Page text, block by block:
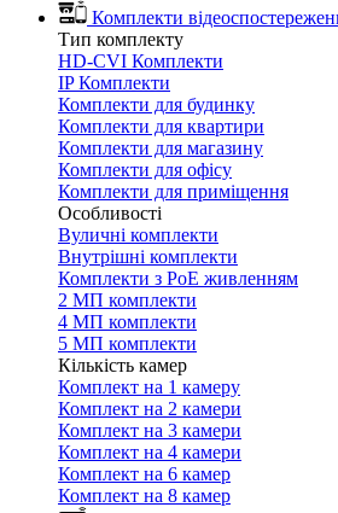
Комплекти
Тип комплекту
HD-CVI Комплекти
IP Комплекти
Комплекти для будинку
Комплекти для квартири
Комплекти для магазину
Комплекти для офісу
Комплекти для приміщення
Особливості
Вуличні комплекти
Внутрішні комплекти
Комплекти з PoE живленням
2 МП комплекти
4 МП комплекти
5 МП комплекти
Кількість камер
Комплект на 1 камеру
Комплект на 2 камери
Комплект на 3 камери
Комплект на 4 камери
Комплект на 6 камер
Комплект на 8 камер